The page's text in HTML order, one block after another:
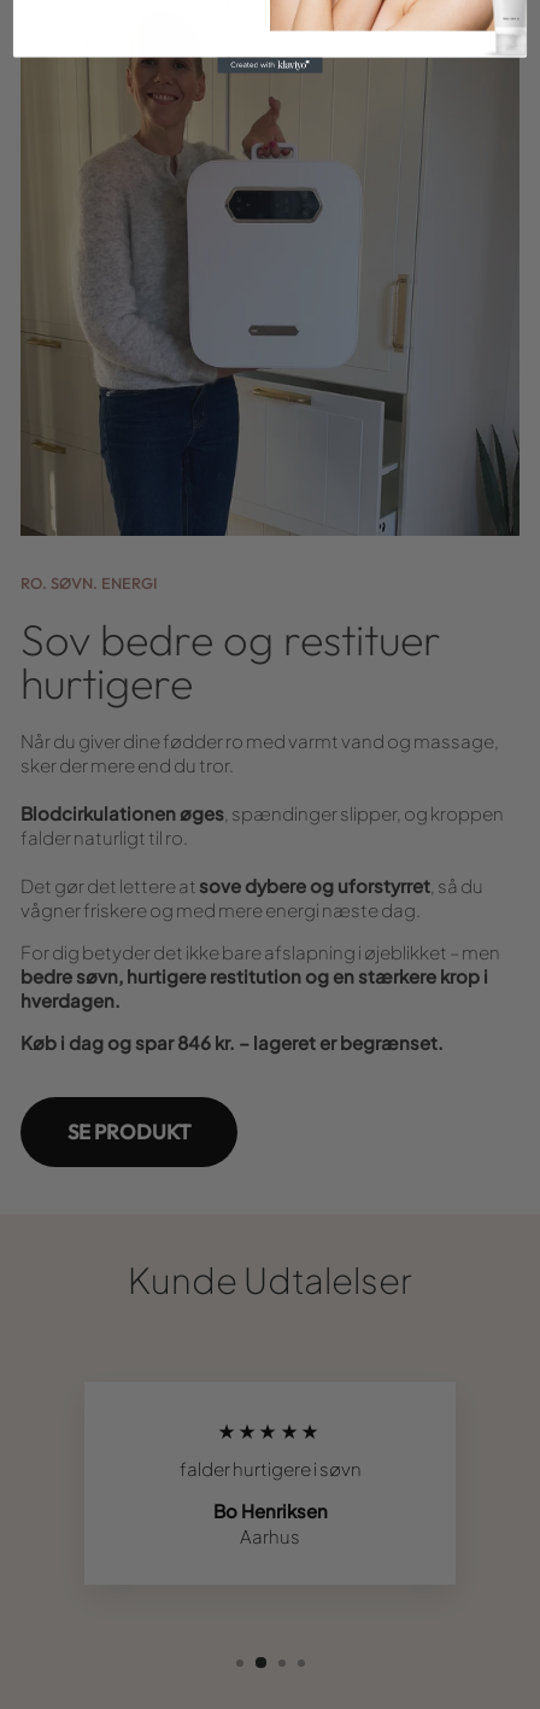
RO. SØVN. ENERGI
Sov bedre og restituer
hurtigere
Når du giver dine fødder ro med varmt vand og massage,
sker der mere end du tror.
Blodcirkulationen øges , spændinger slipper, og kroppen
falder naturligt til ro.
Det gør det lettere at sove dybere og uforstyrret , så du
vågner friskere og med mere energi næste dag.
For dig betyder det ikke bare afslapning i øjeblikket – men
bedre søvn, hurtigere restitution og en stærkere krop i
hverdagen.
Køb i dag og spar 846 kr. – lageret er begrænset.
SE PRODUKT
Kunde Udtalelser
★★★★★
falder hurtigere i søvn
Bo Henriksen
Aarhus